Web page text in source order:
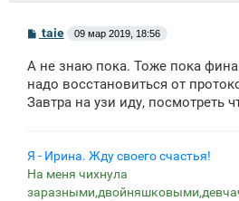
С
б
щ
е
н
taie 09 мар 2019, 18:56
А не знаю пока. Тоже пока
надо восстановиться от
Завтра на узи иду, посмотреть
Я - Ирина. Жду своего счастья!
На меня чихнула